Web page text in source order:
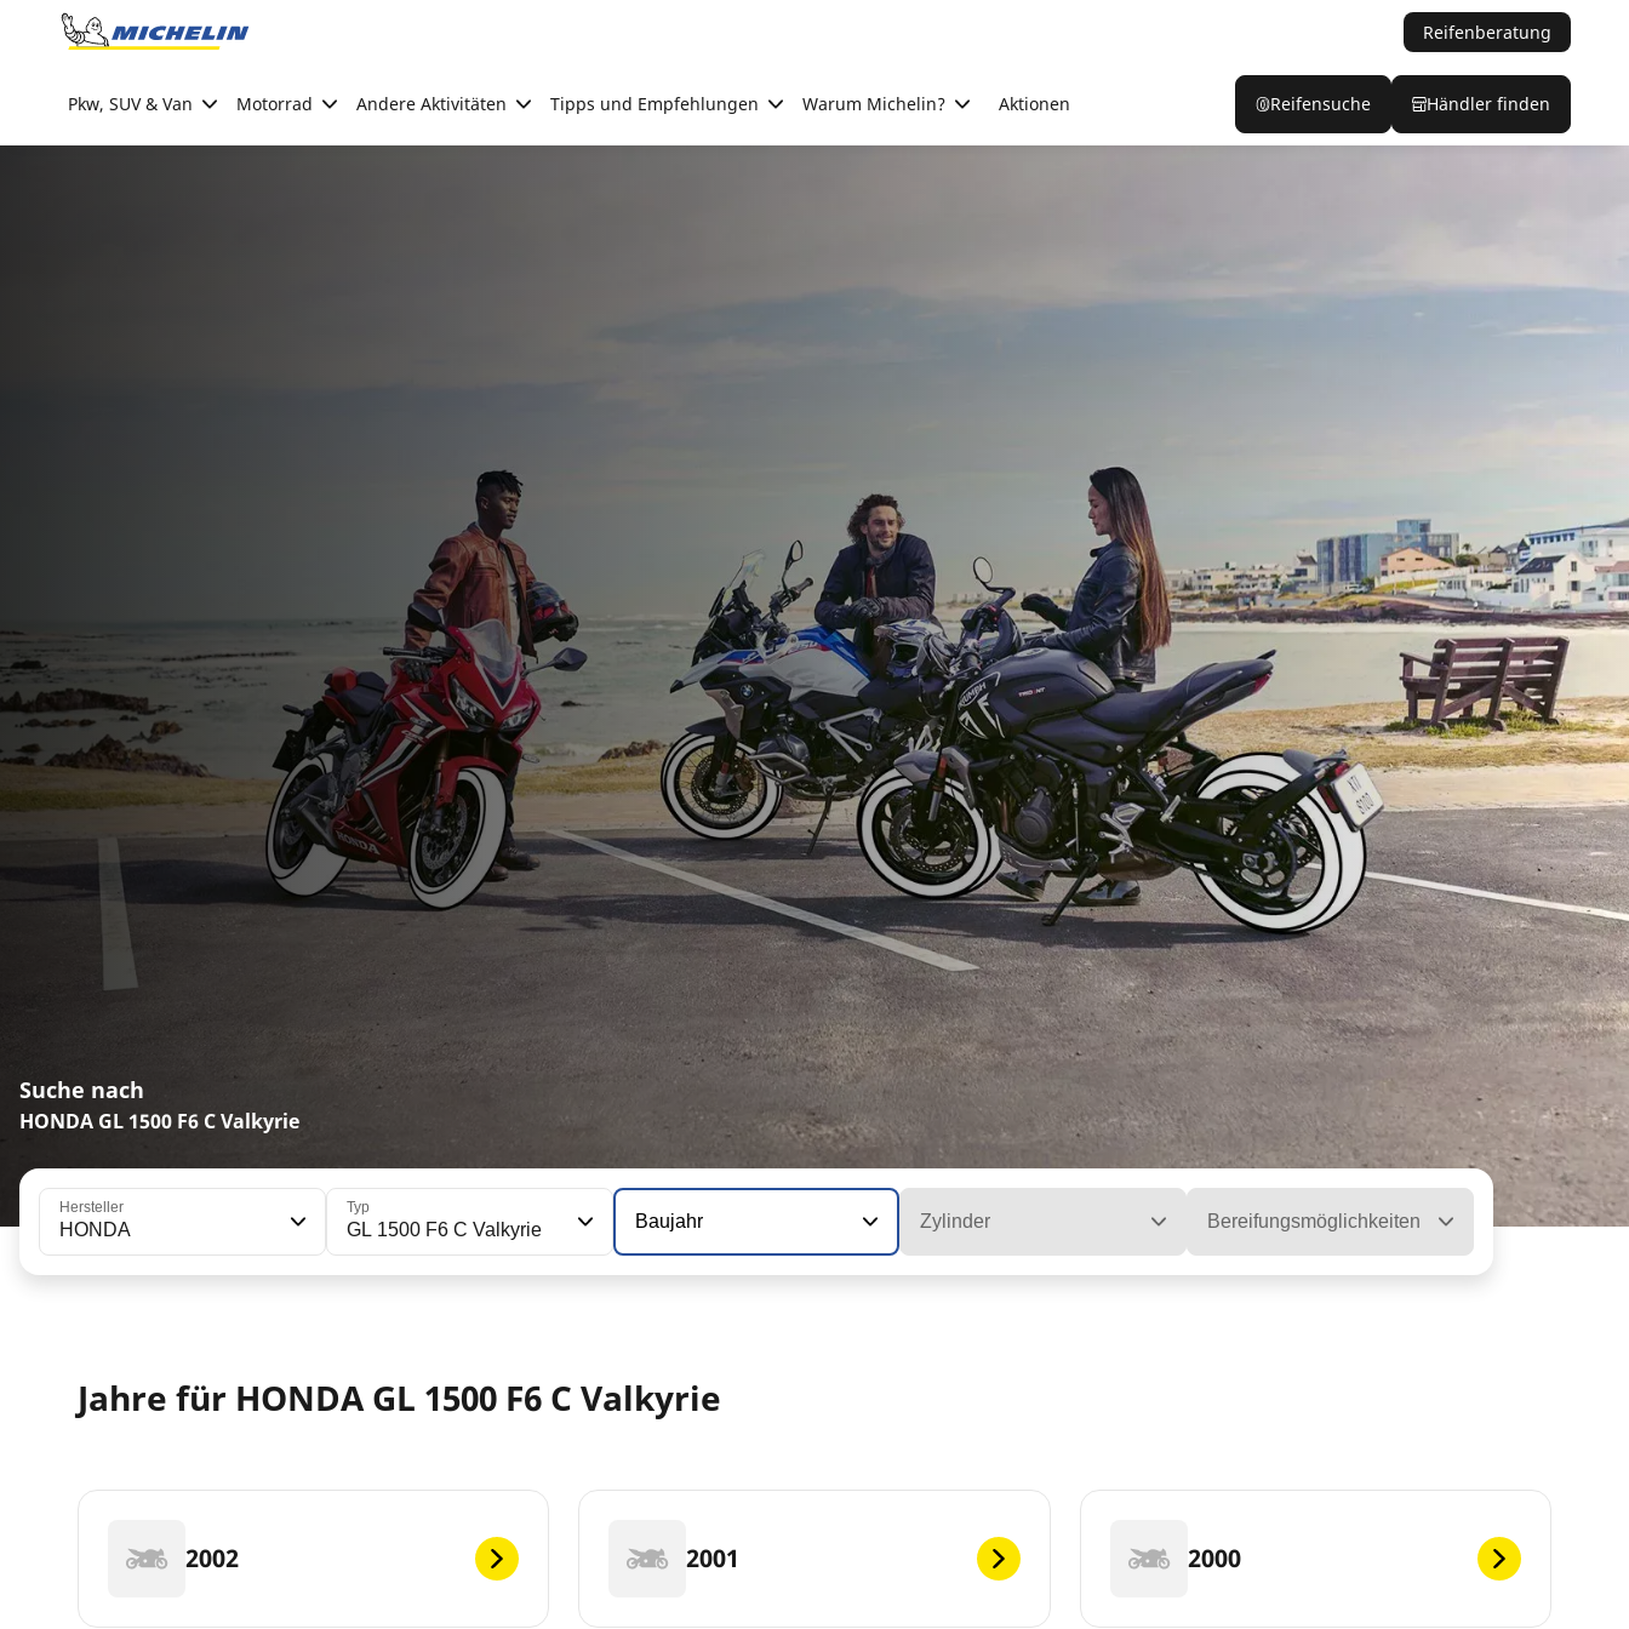
Go to page content
Reifenberatung
Pkw, SUV & Van Motorrad Andere Aktivitäten Tipps und Empfehlungen Warum Michelin? Aktionen Reifensuche Händler finden
Suche nach
HONDA GL 1500 F6 C Valkyrie
Hersteller
HONDA
Typ
GL 1500 F6 C Valkyrie Baujahr Zylinder Bereifungsmöglichkeiten
Jahre für HONDA GL 1500 F6 C Valkyrie
2002 2001 2000